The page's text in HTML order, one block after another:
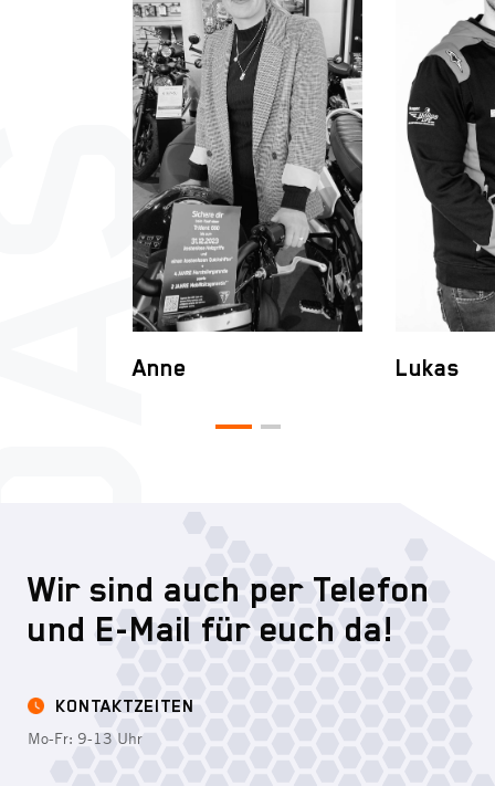
Anne Lukas
Wir sind auch per Telefon
und E-Mail für euch da!
KONTAKTZEITEN
Mo-Fr: 9-13 Uhr